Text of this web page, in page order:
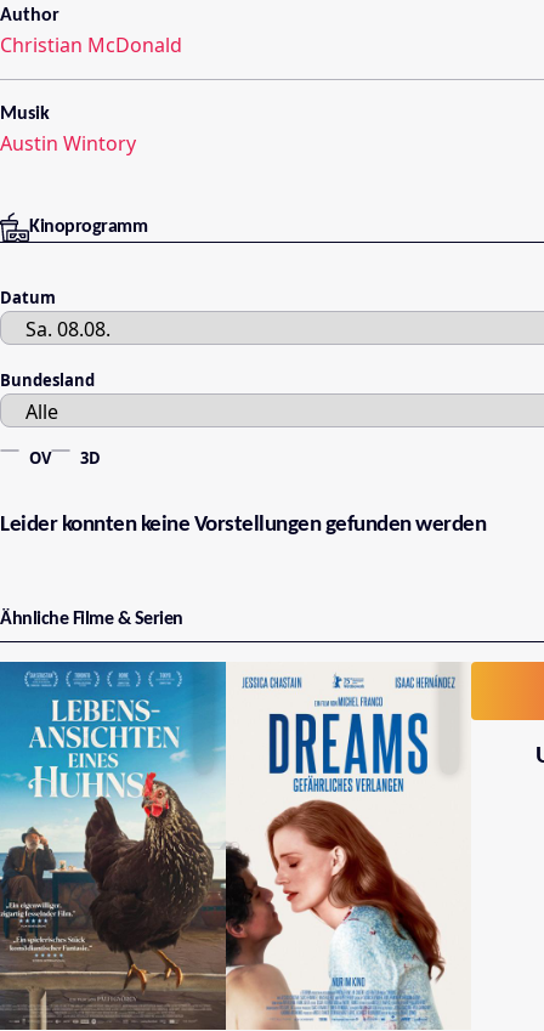
Author
Christian McDonald
Musik
Austin Wintory
Kinoprogramm
Datum
Bundesland
OV 3D
Leider konnten keine Vorstellungen gefunden werden
Ähnliche Filme & Serien